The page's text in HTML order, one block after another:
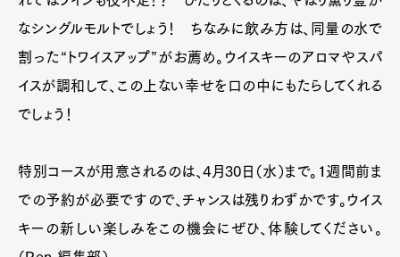
なシングルモルトでしょう！ ちなみに飲み方は、同量の水で
割った“トワイスアップ”がお薦め。ウイスキーのアロマやスパ
イスが調和して、この上ない幸せを口の中にもたらしてくれる
でしょう！
特別コースが用意されるのは、4月30日（水）まで。１週間前ま
での予約が必要ですので、チャンスは残りわずかです。ウイス
キーの新しい楽しみをこの機会にぜひ、体験してください。